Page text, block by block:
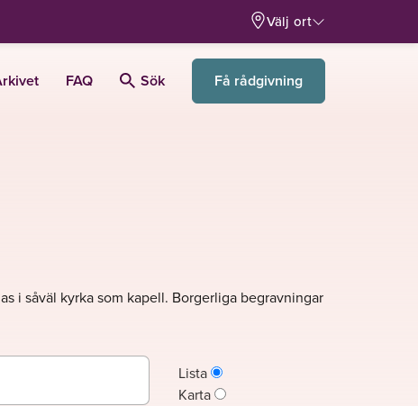
Välj ort
FAQ Sök Få rådgivning
i såväl kyrka som kapell. Borgerliga begravningar
Lista
Karta